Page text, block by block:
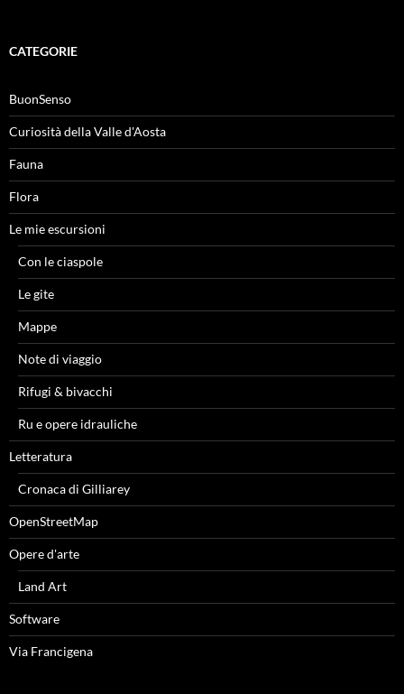
CATEGORIE
BuonSenso
Curiosità della Valle d'Aosta
Fauna
Flora
Le mie escursioni
Con le ciaspole
Le gite
Mappe
Note di viaggio
Rifugi & bivacchi
Ru e opere idrauliche
Letteratura
Cronaca di Gilliarey
OpenStreetMap
Opere d'arte
Land Art
Software
Via Francigena